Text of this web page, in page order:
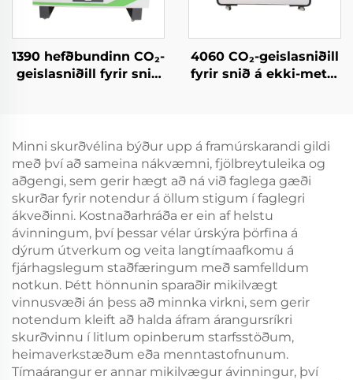
1390 hefðbundinn CO₂-
geislasniðill fyrir snið
4060 CO₂-geislasniðill
fyrir snið á ekki-metál
Minni skurðvélina býður upp á framúrskarandi gildi
með því að sameina nákvæmni, fjölbreytuleika og
aðgengi, sem gerir hægt að ná við faglega gæði
skurðar fyrir notendur á öllum stigum í faglegri
ákveðinni. Kostnaðarhráða er ein af helstu
ávinningum, því þessar vélar úrskýra þörfina á
dýrum útverkum og veita langtímaafkomu á
fjárhagslegum staðfæringum með samfelldum
notkun. Þétt hönnunin sparaðir mikilvægt
vinnusvæði án þess að minnka virkni, sem gerir
notendum kleift að halda áfram árangursríkri
skurðvinnu í litlum opinberum starfsstöðum,
heimaverkstæðum eða menntastofnunum.
Tímaárangur er annar mikilvægur ávinningur, því